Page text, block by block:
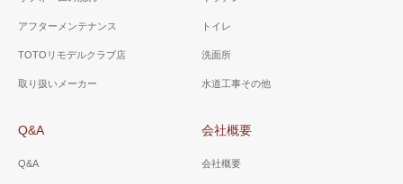
アフターメンテナンス
TOTOリモデルクラブ店
取り扱いメーカー
トイレ
洗面所
水道工事その他
Q&A
Q&A
会社概要
会社概要